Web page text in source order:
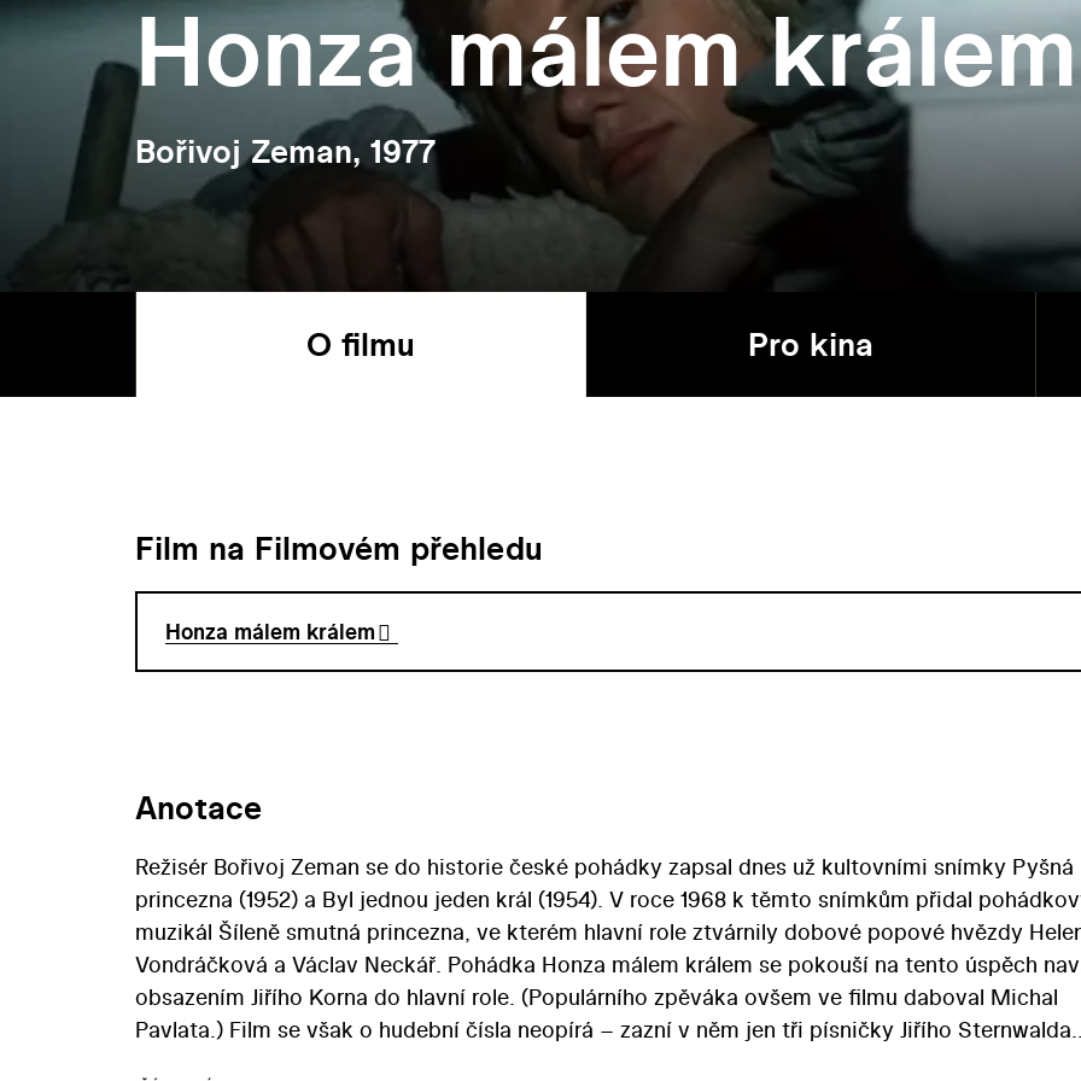
Honza málem králem
Bořivoj Zeman, 1977
O filmu Pro kina
Film na Filmovém přehledu
Honza málem králem
Anotace
Režisér Bořivoj Zeman se do historie české pohádky zapsal dnes už kultovními snímky Pyšná
princezna (1952) a Byl jednou jeden král (1954). V roce 1968 k těmto snímkům přidal
muzikál Šíleně smutná princezna, ve kterém hlavní role ztvárnily dobové popové hvězdy
Vondráčková a Václav Neckář. Pohádka Honza málem králem se pokouší na tento úspěch
obsazením Jiřího Korna do hlavní role. (Populárního zpěváka ovšem ve filmu daboval Michal
Pavlata.) Film se však o hudební čísla neopírá – zazní v něm jen tři písničky Jiřího Sternwalda.